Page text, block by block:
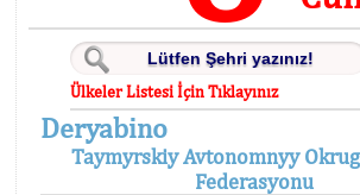
Ülkeler Listesi İçin Tıklayınız
Deryabino
Taymyrskiy Avtonomnyy
Federasyonu